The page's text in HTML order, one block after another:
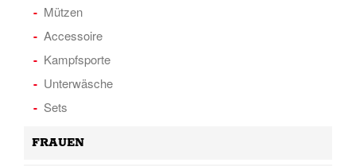
Mützen
Accessoire
Kampfsporte
Unterwäsche
Sets
FRAUEN